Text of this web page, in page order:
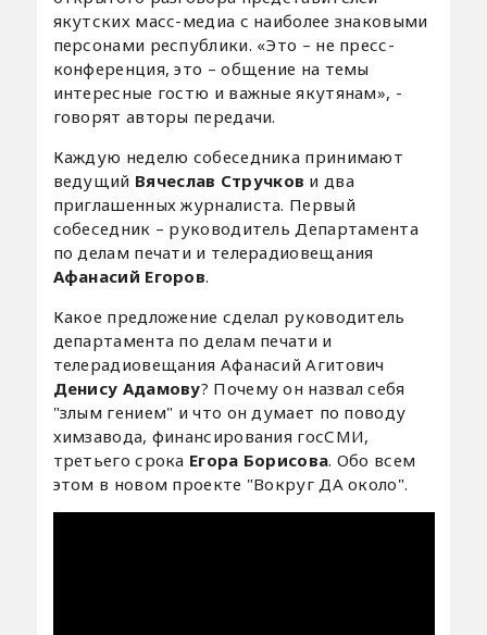
якутских масс-медиа с наиболее знаковыми
персонами республики. «Это – не пресс-
конференция, это – общение на темы
интересные гостю и важные якутянам», -
говорят авторы передачи.
Каждую неделю собеседника принимают
ведущий Вячеслав Стручков и два
приглашенных журналиста. Первый
собеседник – руководитель Департамента
по делам печати и телерадиовещания
Афанасий Егоров.
Какое предложение сделал руководитель
департамента по делам печати и
телерадиовещания Афанасий Агитович
Денису Адамову? Почему он назвал себя
"злым гением" и что он думает по поводу
химзавода, финансирования госСМИ,
третьего срока Егора Борисова. Обо всем
этом в новом проекте "Вокруг ДА около".